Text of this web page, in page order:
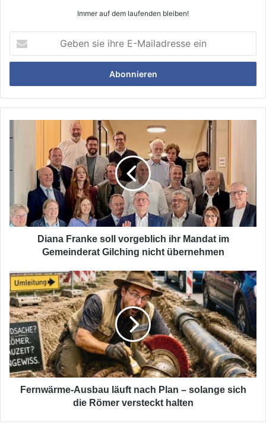
Immer auf dem laufenden bleiben!
sie
ihre
Mailadresse
ein
Franke
Mandat
Gemeinderat
Gilching
übernehmen
Diana Franke soll vorgeblich ihr Mandat im
Gemeinderat Gilching nicht übernehmen
Fernwärme-
Ausbau
läuft
nach
Plan
–
solange
sich
die
RömerFernwärme-Ausbau läuft nach Plan – solange sich
die Römer versteckt halten